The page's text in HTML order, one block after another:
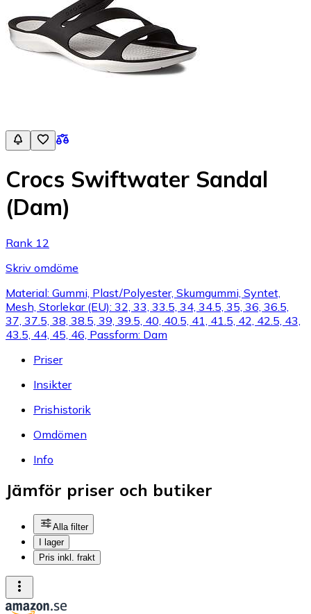
Crocs Swiftwater Sandal
(Dam)
Rank 12
Skriv omdöme
Material: Gummi, Plast/Polyester, Skumgummi, Syntet,
Mesh, Storlekar (EU): 32, 33, 33.5, 34, 34.5, 35, 36, 36.5,
37, 37.5, 38, 38.5, 39, 39.5, 40, 40.5, 41, 41.5, 42, 42.5, 43,
43.5, 44, 45, 46, Passform: Dam
Priser
Insikter
Prishistorik
Omdömen
Info
Jämför priser och butiker
Alla filter
I lager
Pris inkl. frakt